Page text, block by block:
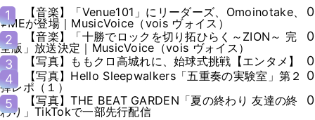
1
【音楽】「Venue101」にリーダーズ、Omoinotake、
≠MEが登場｜MusicVoice（vois ヴォイス）
0
2
【音楽】「十勝でロックを切り拓ひらく～ZION～ 完
全版」放送決定｜MusicVoice（vois ヴォイス）
0
3
【写真】ももクロ高城れに、始球式挑戦【エンタメ】
0
4
【写真】Hello Sleepwalkers「五重奏の実験室」第２
弾レポ（１）
0
5
【写真】THE BEAT GARDEN「夏の終わり 友達の終
わり」TikTokで一部先行配信
0